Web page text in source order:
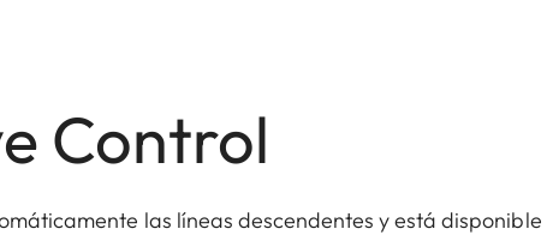
Control
las líneas descendentes y está